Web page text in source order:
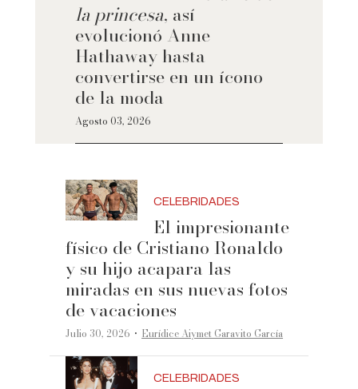
la princesa, así
evolucionó Anne
Hathaway hasta
convertirse en un ícono
de la moda
Agosto 03, 2026
CELEBRIDADES
El impresionante
físico de Cristiano Ronaldo
y su hijo acapara las
miradas en sus nuevas fotos
de vacaciones
Julio 30, 2026 ·Eurídice Aiymet Garavito García
CELEBRIDADES